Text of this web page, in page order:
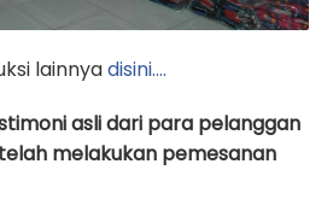
lainnyadisini….
asli dari para pelanggan
melakukan pemesanan